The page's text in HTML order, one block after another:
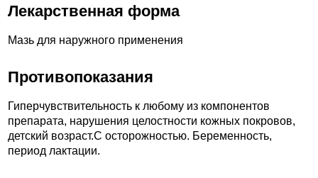
Лекарственная форма
Мазь для наружного применения
Противопоказания
Гиперчувствительность к любому из компонентов
препарата, нарушения целостности кожных покровов,
детский возраст.C осторожностью. Беременность,
период лактации.